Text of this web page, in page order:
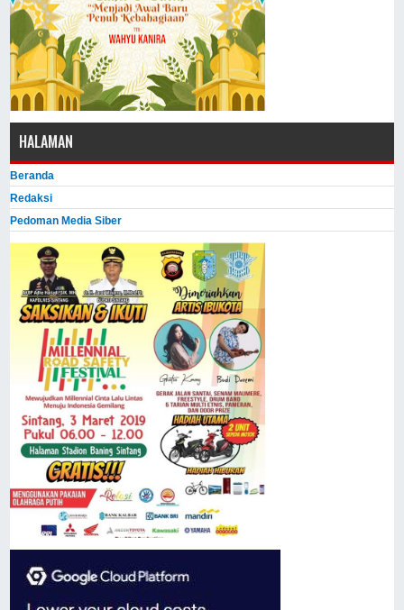
HALAMAN
Beranda
Redaksi
Pedoman Media Siber